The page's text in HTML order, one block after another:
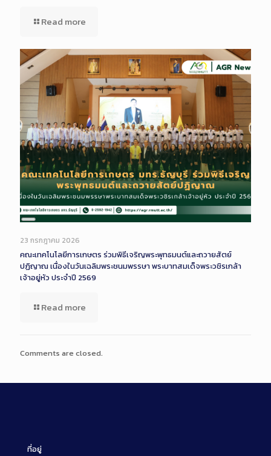
Read more
Long
Description
23 กรกฎาคม 2026
คณะเทคโนโลยีการเกษตร ร่วมพิธีเจริญพระพุทธมนต์และถวายสัตย์
ปฏิญาณ เนื่องในวันเฉลิมพระชนมพรรษา พระบาทสมเด็จพระวชิรเกล้า
เจ้าอยู่หัว ประจำปี 2569
Read more
Comments are closed.
ที่อยู่